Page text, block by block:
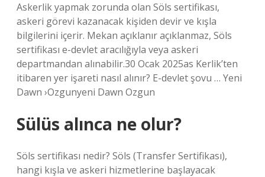
Askerlik yapmak zorunda olan Söls sertifikası,
askeri görevi kazanacak kişiden devir ve kışla
bilgilerini içerir. Mekan açıklanır açıklanmaz, Söls
sertifikası e-devlet aracılığıyla veya askeri
departmandan alınabilir.30 Ocak 2025as Kerlik’ten
itibaren yer işareti nasıl alınır? E-devlet şovu … Yeni
Dawn ›Ozgunyeni Dawn Ozgun
Sülüs alınca ne olur?
Söls sertifikası nedir? Söls (Transfer Sertifikası),
hangi kışla ve askeri hizmetlerine başlayacak